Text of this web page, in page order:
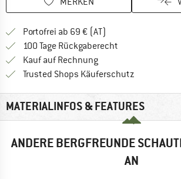
Portofrei ab 69 € (AT)
100 Tage Rückgaberecht
Kauf auf RechnungFinde die Zahlungs-
Trusted Shops Käuferschutz
MATERIALINFOS & FEATURES
ANDERE BERGFREUNDE
AN